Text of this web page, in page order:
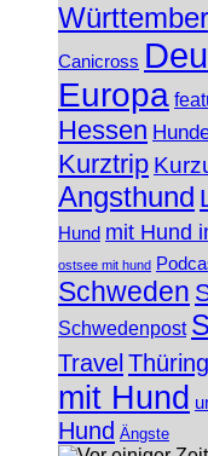
Canicross
Europa
Hessen
Kurztrip
Angsthund
Hund mit Hund
ostsee mit hund
Schweden
Schwedenpost
Travel
mit Hund
Hund Ängste